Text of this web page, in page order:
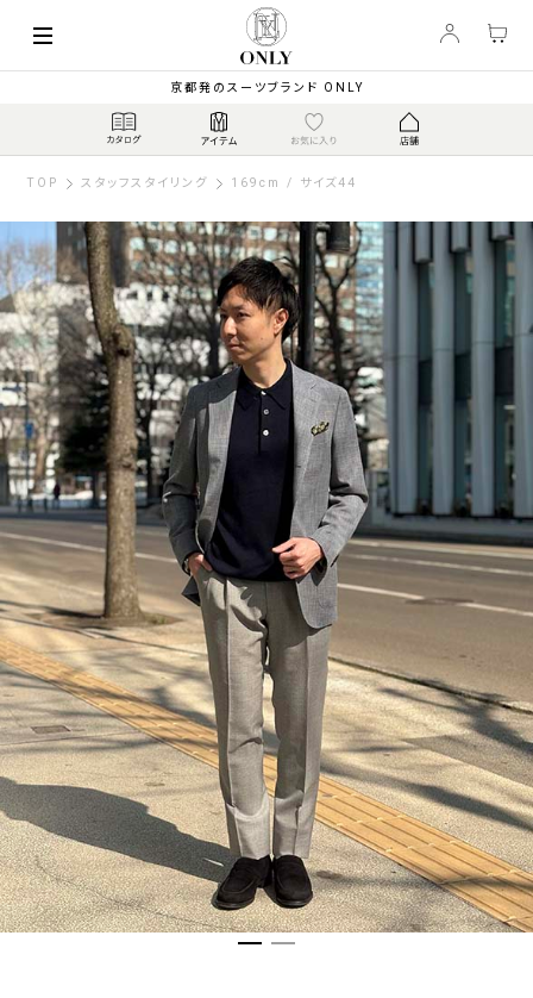
京都発のスーツブランド ONLY
TOP スタッフスタイリング 169cm / サイズ44